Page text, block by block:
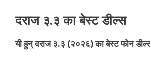
दराज ३.३ का बेस्ट डील्स
यी हुन् दराज ३.३ (२०२६) का बेस्ट फोन